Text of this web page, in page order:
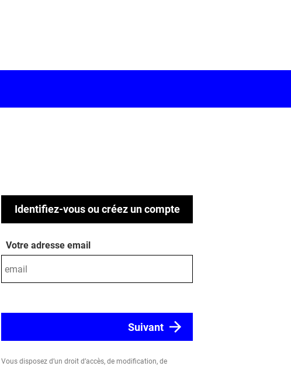
Identifiez-vous ou créez un compte
Votre adresse email
Vous disposez d’un droit d’accès, de modification, de